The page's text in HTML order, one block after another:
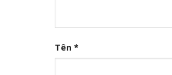
Tên *